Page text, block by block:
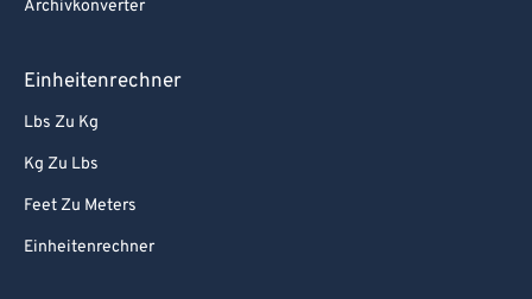
Archivkonverter
Einheitenrechner
Lbs Zu Kg
Kg Zu Lbs
Feet Zu Meters
Einheitenrechner